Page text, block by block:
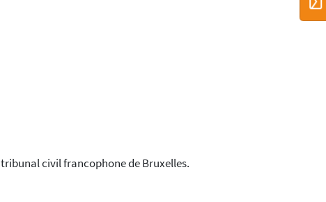
civil francophone de Bruxelles.